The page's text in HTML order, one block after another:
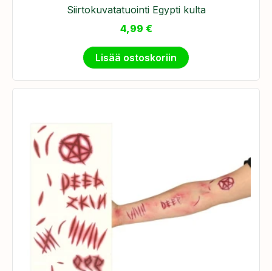
Siirtokuvatatuointi Egypti kulta
4,99 €
Lisää ostoskoriin